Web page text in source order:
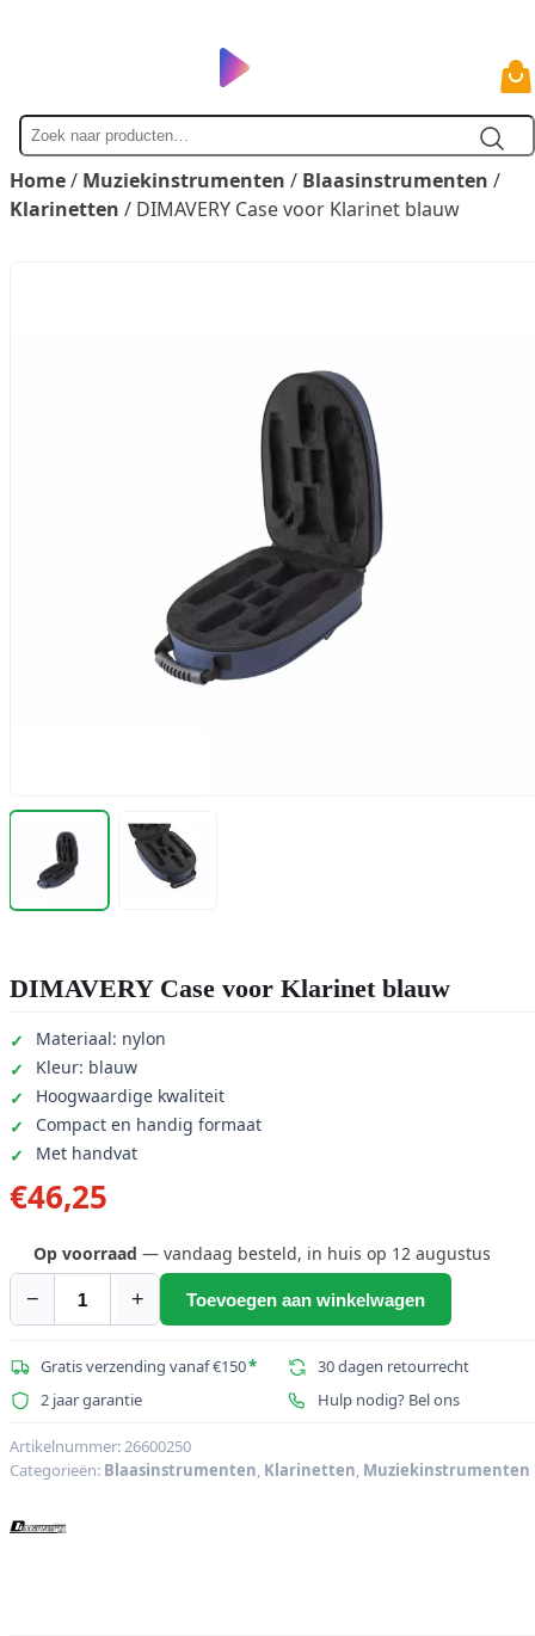
Zoek
naar
Home/ Muziekinstrumenten / Blaasinstrumenten /
Klarinetten / DIMAVERY Case voor Klarinet blauw
DIMAVERY Case voor Klarinet blauw
Materiaal: nylon
Kleur: blauw
Hoogwaardige kwaliteit
Compact en handig formaat
Met handvat
€46,25
Op voorraad — vandaag besteld, in huis op 12 augustus
−
DIMAVERY
voor
Klarinet
aantal
+ Toevoegen aan winkelwagen
Gratis verzending vanaf €150*
30 dagen retourrecht
2 jaar garantie
Hulp nodig? Bel ons
Artikelnummer:26600250
Categorieën: Blaasinstrumenten, Klarinetten, Muziekinstrumenten